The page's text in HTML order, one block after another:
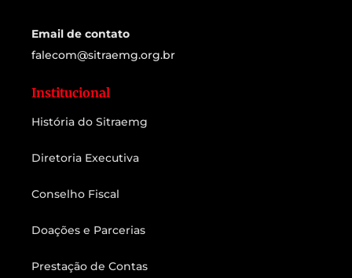
Email de contato
falecom@sitraemg.org.br
Institucional
História do Sitraemg
Diretoria Executiva
Conselho Fiscal
Doações e Parcerias
Prestação de Contas